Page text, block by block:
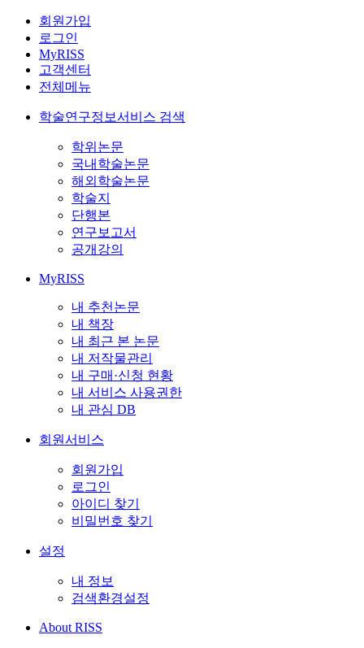
회원가입
로그인
MyRISS
고객센터
전체메뉴
학술연구정보서비스 검색
학위논문
국내학술논문
해외학술논문
학술지
단행본
연구보고서
공개강의
MyRISS
내 추천논문
내 책장
내 최근 본 논문
내 저작물관리
내 구매·신청 현황
내 서비스 사용권한
내 관심 DB
회원서비스
회원가입
로그인
아이디 찾기
비밀번호 찾기
설정
내 정보
검색환경설정
About RISS